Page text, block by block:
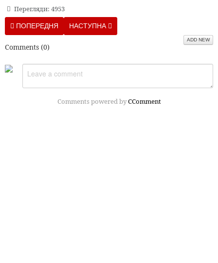
Перегляди: 4953
ПОПЕРЕДНЯ СТАТТЯ: 5 ОШИБОК, КОТОРЫЕ МЫ
ПОПЕРЕДНЯ НАСТУПНА СТАТТЯ: КАК ОБИДЫ ВЛИЯЮТ
НАСТУПНА
Comments (0)
ADD NEW
Comments powered byCComment